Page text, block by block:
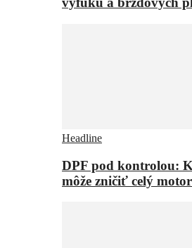
Headline
DPF pod kontrolou:
môže zničiť celý